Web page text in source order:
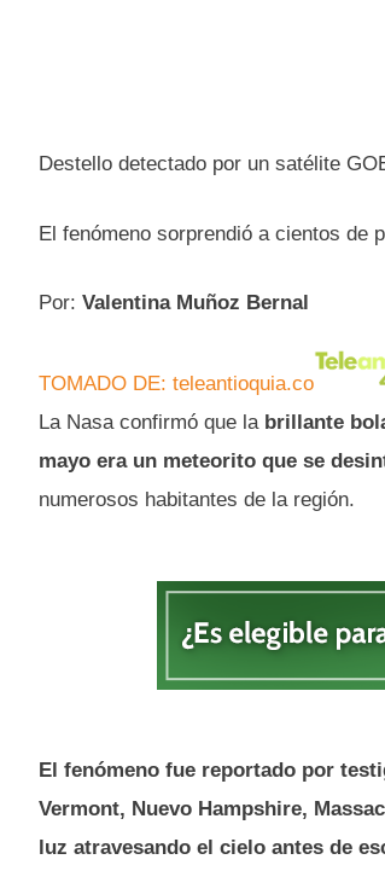
Destello detectado por un satélite
El fenómeno sorprendió a cientos de
Por: Valentina Muñoz Bernal
TOMADO DE: teleantioquia.co
La Nasa confirmó que la brillante
mayo era un meteorito que se
numerosos habitantes de la región.
El fenómeno fue reportado por
Vermont, Nuevo Hampshire,
luz atravesando el cielo antes de